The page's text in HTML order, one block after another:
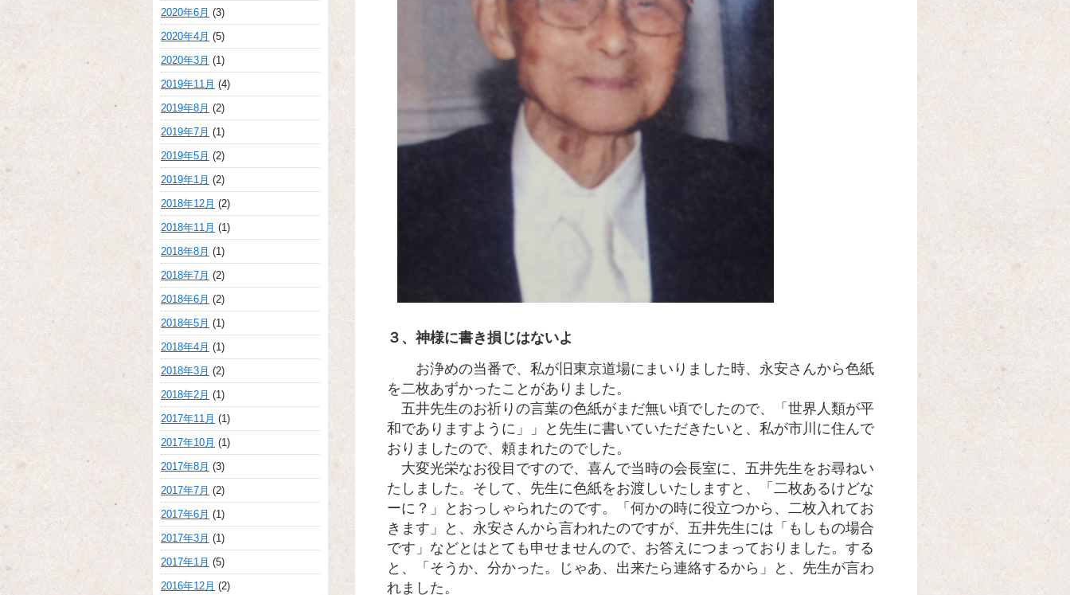
３、神様に書き損じはないよ
お浄めの当番で、私が旧東京道場にまいりました時、永安さんから色紙
を二枚あずかったことがありました。
五井先生のお祈りの言葉の色紙がまだ無い頃でしたので、「世界人類が平
和でありますように」」と先生に書いていただきたいと、私が市川に住んで
おりましたので、頼まれたのでした。
大変光栄なお役目ですので、喜んで当時の会長室に、五井先生をお尋ねい
たしました。そして、先生に色紙をお渡しいたしますと、「二枚あるけどな
ーに？」とおっしゃられたのです。「何かの時に役立つから、二枚入れてお
きます」と、永安さんから言われたのですが、五井先生には「もしもの場合
です」などとはとても申せませんので、お答えにつまっておりました。する
と、「そうか、分かった。じゃあ、出来たら連絡するから」と、先生が言わ
れました。
2020年6月 (3)
2020年4月 (5)
2020年3月 (1)
2019年11月 (4)
2019年8月 (2)
2019年7月 (1)
2019年5月 (2)
2019年1月 (2)
2018年12月 (2)
2018年11月 (1)
2018年8月 (1)
2018年7月 (2)
2018年6月 (2)
2018年5月 (1)
2018年4月 (1)
2018年3月 (2)
2018年2月 (1)
2017年11月 (1)
2017年10月 (1)
2017年8月 (3)
2017年7月 (2)
2017年6月 (1)
2017年3月 (1)
2017年1月 (5)
2016年12月 (2)